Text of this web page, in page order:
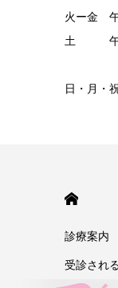
火ー金
土 午前
日・月・
診療案内
受診され